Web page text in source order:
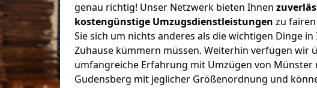
genau richtig! Unser Netzwerk bieten Ihnen
kostengünstige Umzugsdienstleistungen zu
Sie sich um nichts anderes als die wichtigen Dinge
Zuhause kümmern müssen. Weiterhin verfügen wir
umfangreiche Erfahrung mit Umzügen von Münster
Gudensberg mit jeglicher Größenordnung und